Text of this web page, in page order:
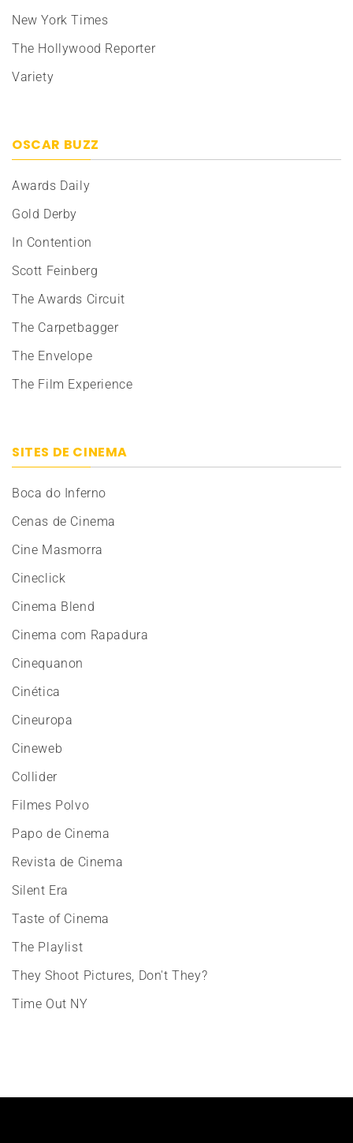
New York Times
The Hollywood Reporter
Variety
OSCAR BUZZ
Awards Daily
Gold Derby
In Contention
Scott Feinberg
The Awards Circuit
The Carpetbagger
The Envelope
The Film Experience
SITES DE CINEMA
Boca do Inferno
Cenas de Cinema
Cine Masmorra
Cineclick
Cinema Blend
Cinema com Rapadura
Cinequanon
Cinética
Cineuropa
Cineweb
Collider
Filmes Polvo
Papo de Cinema
Revista de Cinema
Silent Era
Taste of Cinema
The Playlist
They Shoot Pictures, Don't They?
Time Out NY